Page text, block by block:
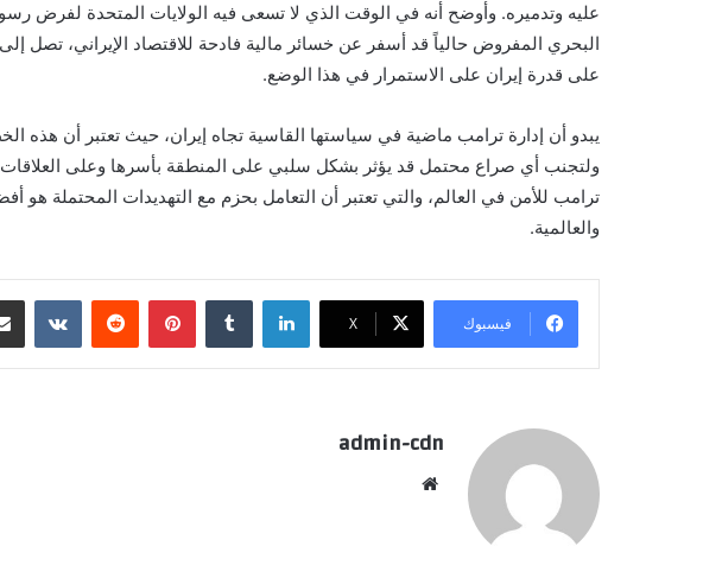
عليه وتدميره. وأوضح أنه في الوقت الذي لا تسعى فيه الولايات المتحدة لفرض
على قدرة إيران على الاستمرار في هذا الوضع.
يبدو أن إدارة ترامب ماضية في سياستها القاسية تجاه إيران، حيث تعتبر أن هذه
ولتجنب أي صراع محتمل قد يؤثر بشكل سلبي على المنطقة بأسرها وعلى العلاقات
ترامب للأمن في العالم، والتي تعتبر أن التعامل بحزم مع التهديدات المحتملة هو
والعالمية.
فيسبوك X
لينكدإن بينتيريست
admin-cdn